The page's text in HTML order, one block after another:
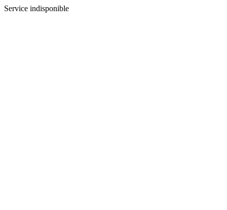
Service indisponible